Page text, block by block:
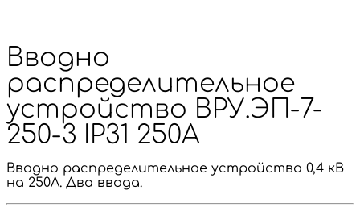
Вводно
распределительное
устройство ВРУ.ЭП-7-
250-3 IP31 250А
Вводно распределительное устройство 0,4 кВ
на 250А. Два ввода.